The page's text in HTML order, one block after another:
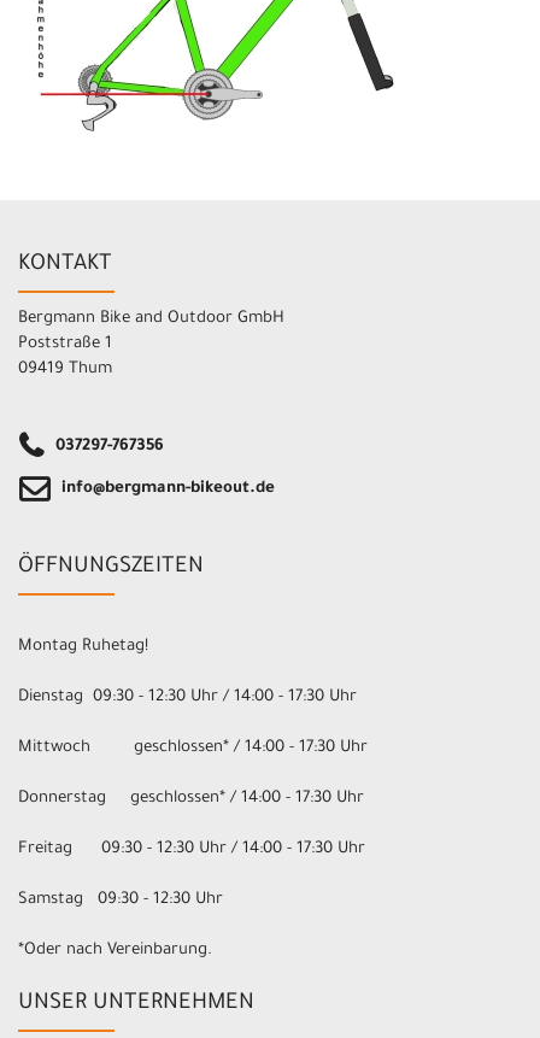
KONTAKT
Bergmann Bike and Outdoor GmbH
Poststraße 1
09419 Thum
037297-767356
info@bergmann-bikeout.de
ÖFFNUNGSZEITEN
Montag Ruhetag!
Dienstag 09:30 - 12:30 Uhr / 14:00 - 17:30 Uhr
Mittwoch geschlossen* / 14:00 - 17:30 Uhr
Donnerstag geschlossen* / 14:00 - 17:30 Uhr
Freitag 09:30 - 12:30 Uhr / 14:00 - 17:30 Uhr
Samstag 09:30 - 12:30 Uhr
*Oder nach Vereinbarung.
UNSER UNTERNEHMEN